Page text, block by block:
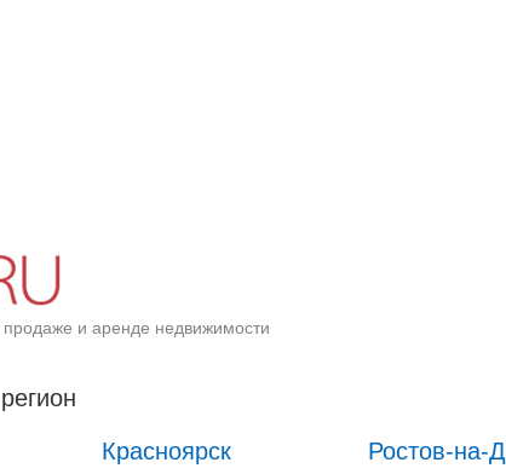
и аренде недвижимости
Красноярск Ростов-на-